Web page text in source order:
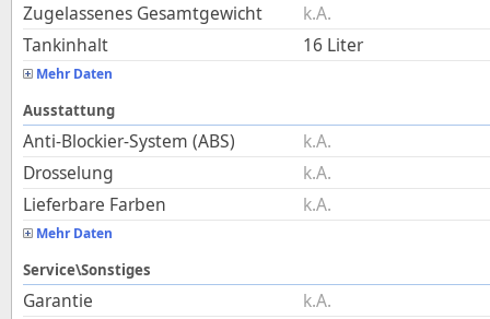
Zugelassenes Gesamtgewicht
k.A.
Tankinhalt
16 Liter
Mehr Daten
Ausstattung
Anti-Blockier-System (ABS)
k.A.
Drosselung
k.A.
Lieferbare Farben
k.A.
Mehr Daten
Service\Sonstiges
Garantie
k.A.